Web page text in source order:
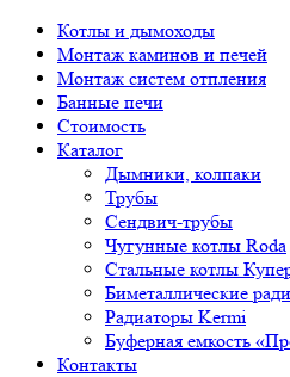
Котлы и дымоходы
Монтаж каминов и печей
Монтаж систем отпления
Банные печи
Стоимость
Каталог
Дымники, колпаки
Трубы
Сендвич-трубы
Чугунные котлы Roda
Стальные котлы
Биметаллические
Радиаторы Kermi
Буферная емкость
Контакты